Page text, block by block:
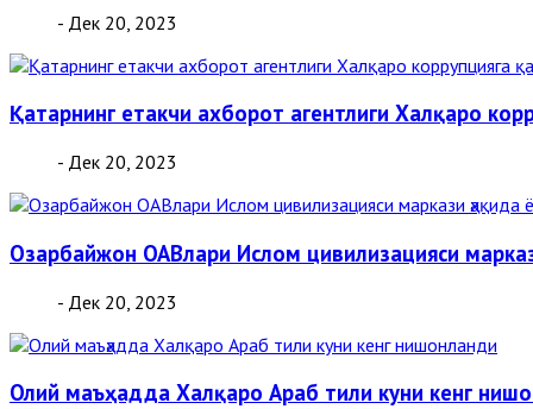
- Дек 20, 2023
Қатарнинг етакчи ахборот агентлиги Халқаро
- Дек 20, 2023
Озарбайжон ОАВлари Ислом цивилизацияси
- Дек 20, 2023
Олий маъҳадда Халқаро Араб тили куни кенг